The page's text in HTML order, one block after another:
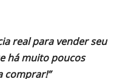
real para vender seu
há muito poucos
comprar!”